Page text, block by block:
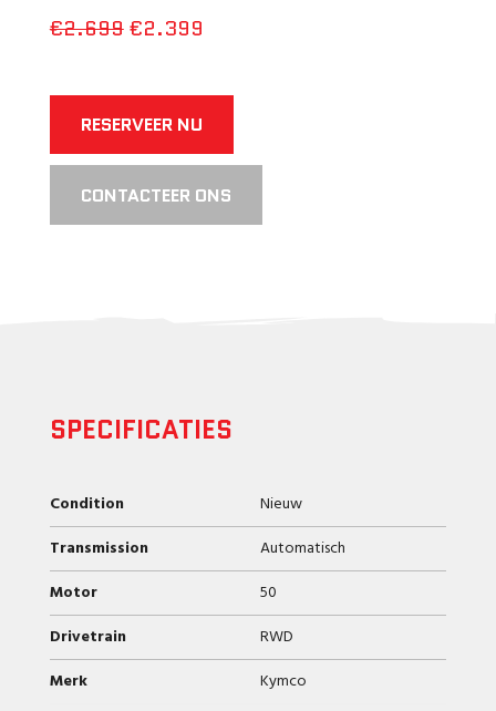
€2.699€2.399
RESERVEER NU
CONTACTEER ONS
SPECIFICATIES
Condition
Nieuw
Transmission
Automatisch
Motor
50
Drivetrain
RWD
Merk
Kymco